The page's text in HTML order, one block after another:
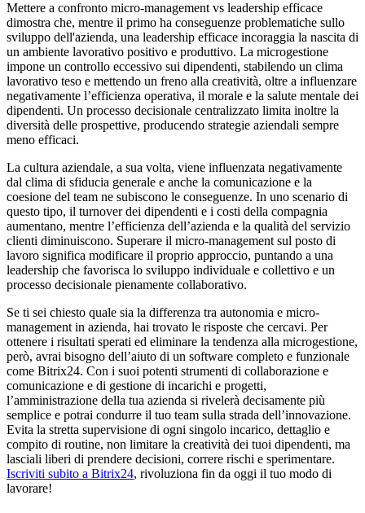
Mettere a confronto micro-management vs leadership efficace
dimostra che, mentre il primo ha conseguenze problematiche sullo
sviluppo dell'azienda, una leadership efficace incoraggia la nascita di
un ambiente lavorativo positivo e produttivo. La microgestione
impone un controllo eccessivo sui dipendenti, stabilendo un clima
lavorativo teso e mettendo un freno alla creatività, oltre a influenzare
negativamente l’efficienza operativa, il morale e la salute mentale dei
dipendenti. Un processo decisionale centralizzato limita inoltre la
diversità delle prospettive, producendo strategie aziendali sempre
meno efficaci.
La cultura aziendale, a sua volta, viene influenzata negativamente
dal clima di sfiducia generale e anche la comunicazione e la
coesione del team ne subiscono le conseguenze. In uno scenario di
questo tipo, il turnover dei dipendenti e i costi della compagnia
aumentano, mentre l’efficienza dell’azienda e la qualità del servizio
clienti diminuiscono. Superare il micro-management sul posto di
lavoro significa modificare il proprio approccio, puntando a una
leadership che favorisca lo sviluppo individuale e collettivo e un
processo decisionale pienamente collaborativo.
Se ti sei chiesto quale sia la differenza tra autonomia e micro-
management in azienda, hai trovato le risposte che cercavi. Per
ottenere i risultati sperati ed eliminare la tendenza alla microgestione,
però, avrai bisogno dell’aiuto di un software completo e funzionale
come Bitrix24. Con i suoi potenti strumenti di collaborazione e
comunicazione e di gestione di incarichi e progetti,
l’amministrazione della tua azienda si rivelerà decisamente più
semplice e potrai condurre il tuo team sulla strada dell’innovazione.
Evita la stretta supervisione di ogni singolo incarico, dettaglio e
compito di routine, non limitare la creatività dei tuoi dipendenti, ma
lasciali liberi di prendere decisioni, correre rischi e sperimentare.
Iscriviti subito a Bitrix24, rivoluziona fin da oggi il tuo modo di
lavorare!